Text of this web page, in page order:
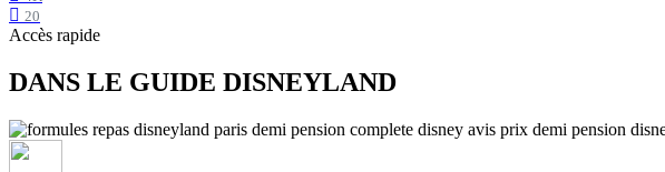
20
Accès rapide
DANS LE GUIDE DISNEYLAND